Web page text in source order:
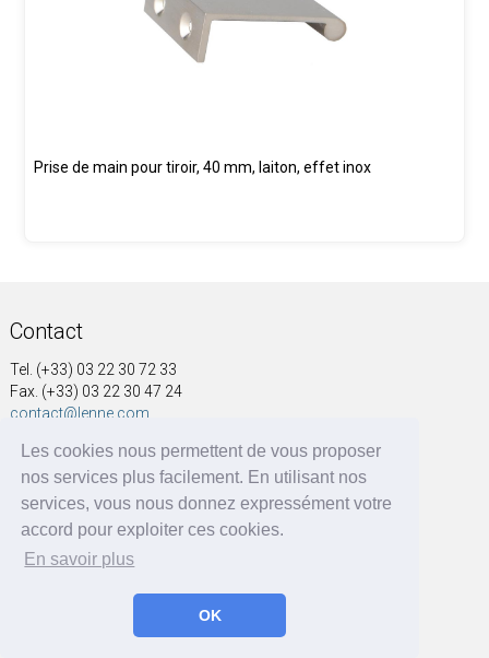
Les cookies nous permettent de vous proposer
nos services plus facilement. En utilisant nos
services, vous nous donnez expressément votre
accord pour exploiter ces cookies.
En savoir plus
OK
Prise de main pour tiroir, 40 mm, laiton, effet inox
Contact
Tel. (+33) 03 22 30 72 33
Fax. (+33) 03 22 30 47 24
contact@lenne.com
Adresse
SOCIÉTÉ NOUVELLE A&G LENNE
41, rue Voltaire
80570 Dargnies - France